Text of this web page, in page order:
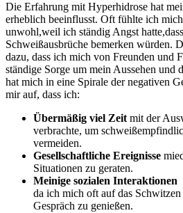
Die Erfahrung mit Hyperhidrose hat
erheblich beeinflusst. Oft fühlte ⁣ich
⁣unwohl,weil ich ständig Angst‍
Schweißausbrüche bemerken würden.
dazu, dass ich mich von⁣ Freunden und
ständige Sorge um⁤ mein Aussehen und⁤
hat mich ​in eine Spirale der ⁢negativen
mir auf, dass ich:
Übermäßig viel Zeit mit der
verbrachte, um
vermeiden.
Gesellschaftliche Ereignisse
⁢Situationen zu geraten.
Meinige ​sozialen Interaktionen
‍da ich⁣ mich oft auf‌ das
Gespräch zu genießen.